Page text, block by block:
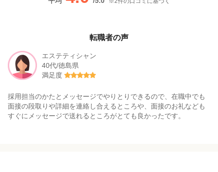
転職者の声
エステティシャン
40代/徳島県
満足度
採用担当のかたとメッセージでやりとりできるので、在職中でも
面接の段取りや詳細を連絡し合えるところや、面接のお礼なども
すぐにメッセージで送れるところがとても良かったです。